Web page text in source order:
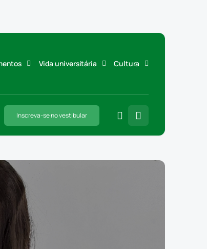
Vida universitária Cultura
Inscreva-se no vestibular